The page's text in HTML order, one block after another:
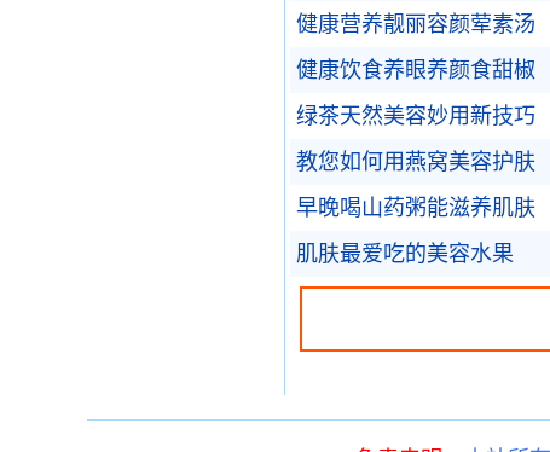
健康营养靓丽容颜荤素汤
健康饮食养眼养颜食甜椒
绿茶天然美容妙用新技巧
教您如何用燕窝美容护肤
早晚喝山药粥能滋养肌肤
肌肤最爱吃的美容水果